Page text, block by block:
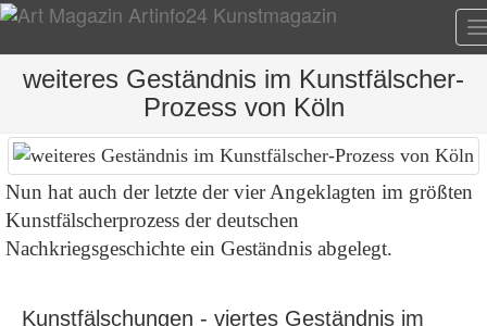
weiteres Geständnis im Kunstfälscher-
Prozess von Köln
Nun hat auch der letzte der vier Angeklagten im größten
Kunstfälscherprozess der deutschen
Nachkriegsgeschichte ein Geständnis abgelegt.
Kunstfälschungen - viertes Geständnis im